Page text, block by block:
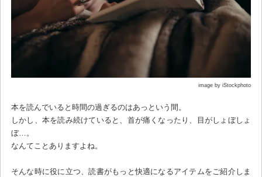
image by iStockphoto
本を読んでいると時間の過ぎるのはあっという間。
しかし、本を読み続けていると、首が痛くなったり、目がしょぼしょ
ぼ…。
なんてことありますよね。
そんな時に役に立つ、読書がもっと快適になるアイテムをご紹介しま